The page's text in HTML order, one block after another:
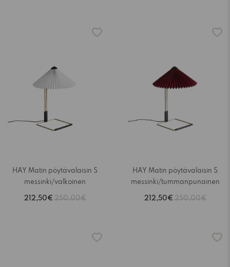
HAY Matin pöytävalaisin S
messinki/valkoinen
212,50€ 250,00€
HAY Matin pöytävalaisin S
messinki/tummanpunainen
212,50€ 250,00€